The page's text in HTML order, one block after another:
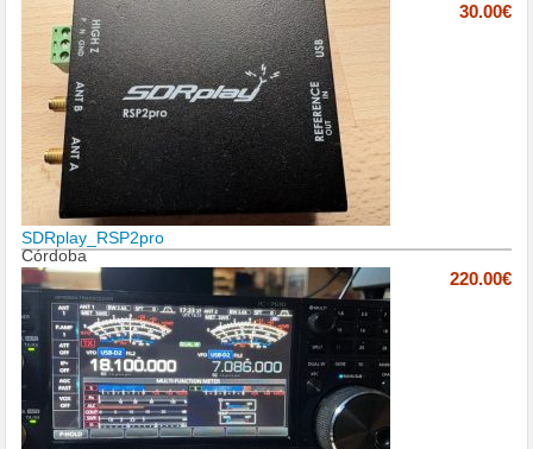
30.00€
SDRplay_RSP2pro
Córdoba
220.00€